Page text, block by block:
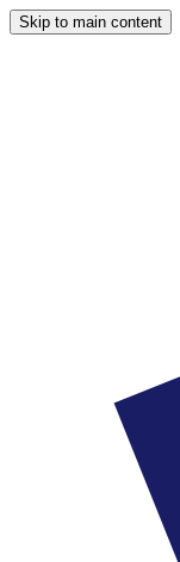
Skip to main content